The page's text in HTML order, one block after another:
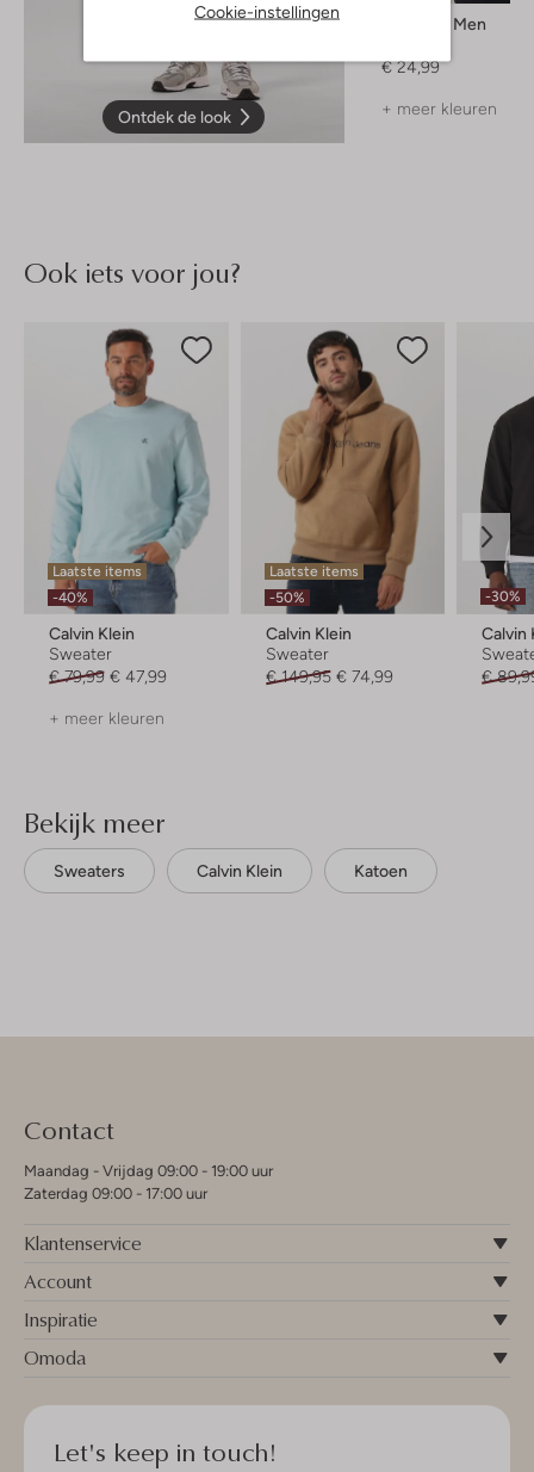
Cookie-instellingen
Ontdek de look
Selected Men
€ 24,99
+ meer kleuren
Ook iets voor jou?
Laatste items
-40%
Calvin Klein
Sweater
€ 79,99 € 47,99
+ meer kleuren
Laatste items
-50%
Calvin Klein
Sweater
€ 149,95 € 74,99
-30%
Calvin
€
Bekijk meer
Sweaters Calvin Klein Katoen
Contact
Maandag - Vrijdag 09:00 - 19:00 uur
Zaterdag 09:00 - 17:00 uur
Klantenservice
Account
Inspiratie
Omoda
Let's keep in touch!